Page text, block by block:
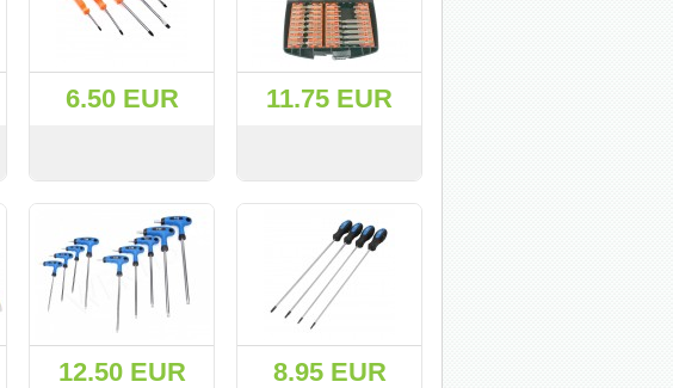
6.50 EUR
СМОТРЕТЬKУПИТЬ
11.75 EUR
СМОТРЕТЬKУПИТЬ
12.50 EUR 8.95 EUR